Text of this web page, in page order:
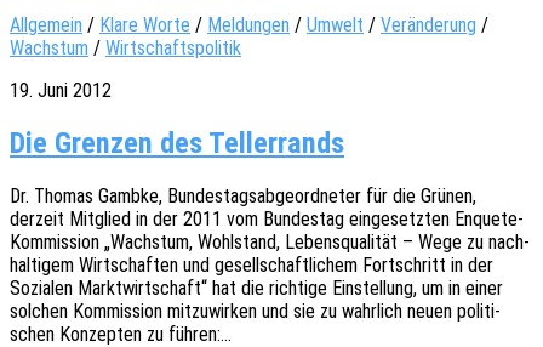
Allgemein / Klare Worte / Meldungen / Umwelt / Veränderung /
Wachstum / Wirtschaftspolitik
19. Juni 2012
Die Grenzen des Tellerrands
Dr. Thomas Gambke, Bundes­tags­ab­ge­ord­ne­ter für die Grünen,
derzeit Mitglied in der 2011 vom Bundes­tag einge­setz­ten Enquete-
Kommis­­si­on „Wachs­tum, Wohl­stand, Lebens­qua­li­tät – Wege zu nach­
hal­ti­gem Wirt­schaf­ten und gesell­schaft­li­chem Fort­schritt in der
Sozia­len Markt­wirt­schaft“ hat die rich­ti­ge Einstel­lung, um in einer
solchen Kommis­si­on mitzu­wir­ken und sie zu wahr­lich neuen poli­ti­
schen Konzep­ten zu führen:…